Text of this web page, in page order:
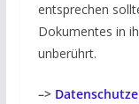
entsprechen
Dokumentes in
unberührt.
–>